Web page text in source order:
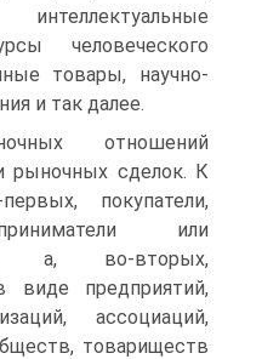
человеческого
товары, научно-
и так далее.
отношений
рыночных сделок. К
покупатели,
или
а, во-вторых,
виде предприятий,
ассоциаций,
товариществ